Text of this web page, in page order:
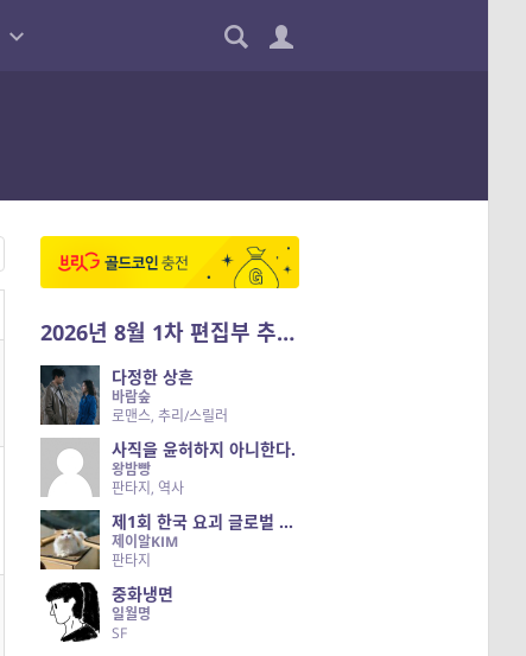
2026년 8월 1차 편집부 추천작
다정한 상흔
바람숲
로맨스, 추리/스릴러
사직을 윤허하지 아니한다.
왕밤빵
판타지, 역사
제1회 한국 요괴 글로벌 진출 공개 오디션 시즌 2 — 나는 요괴다
제이알KIM
판타지
중화냉면
일월명
SF